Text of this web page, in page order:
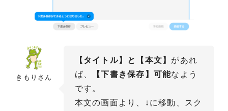
きもりさん
【タイトル】と【本文】 があれ
ば、
【下書き保存】可能なよう
です。
本文の画面より、↓に移動、スク